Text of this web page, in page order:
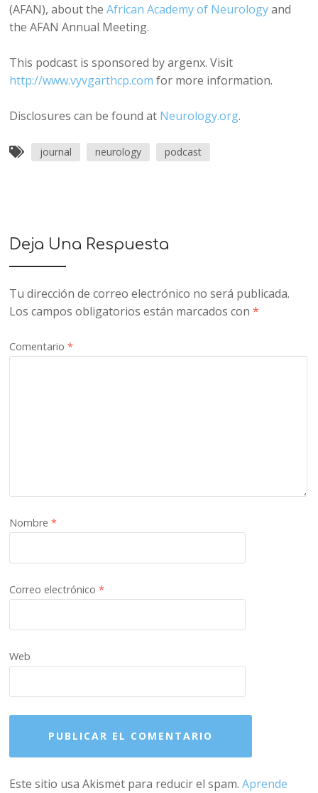
(AFAN), about theAfrican Academy of Neurologyand
the AFAN Annual Meeting.
This podcast is sponsored by argenx. Visit
http://www.vyvgarthcp.com for more information.
Disclosures can be found at Neurology.org.
journal neurology podcast
Deja Una Respuesta
Tu dirección de correo electrónico no será publicada.
Los campos obligatorios están marcados con*
Comentario*
Nombre*
Correo electrónico*
Web
Este sitio usa Akismet para reducir el spam.Aprende